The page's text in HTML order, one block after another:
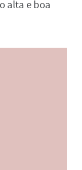
alta e boa